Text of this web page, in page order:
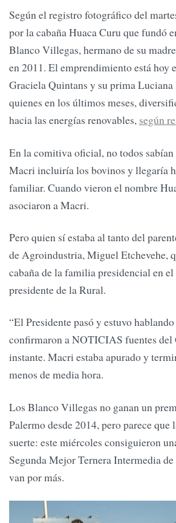
Según el registro fotográfico del
por la cabaña Huaca Curu que fundó
Blanco Villegas, hermano de su
en 2011. El emprendimiento está hoy
Graciela Quintans y su prima
quienes en los últimos meses,
hacia las energías renovables, según
En la comitiva oficial, no todos
Macri incluiría los bovinos y llegaría
familiar. Cuando vieron el nombre
asociaron a Macri.
Pero quien sí estaba al tanto del
de Agroindustria, Miguel Etchevehe,
cabaña de la familia presidencial en el
presidente de la Rural.
“El Presidente pasó y estuvo
confirmaron a NOTICIAS fuentes del
instante. Macri estaba apurado y
menos de media hora.
Los Blanco Villegas no ganan un
Palermo desde 2014, pero parece
suerte: este miércoles consiguieron
Segunda Mejor Ternera Intermedia
van por más.